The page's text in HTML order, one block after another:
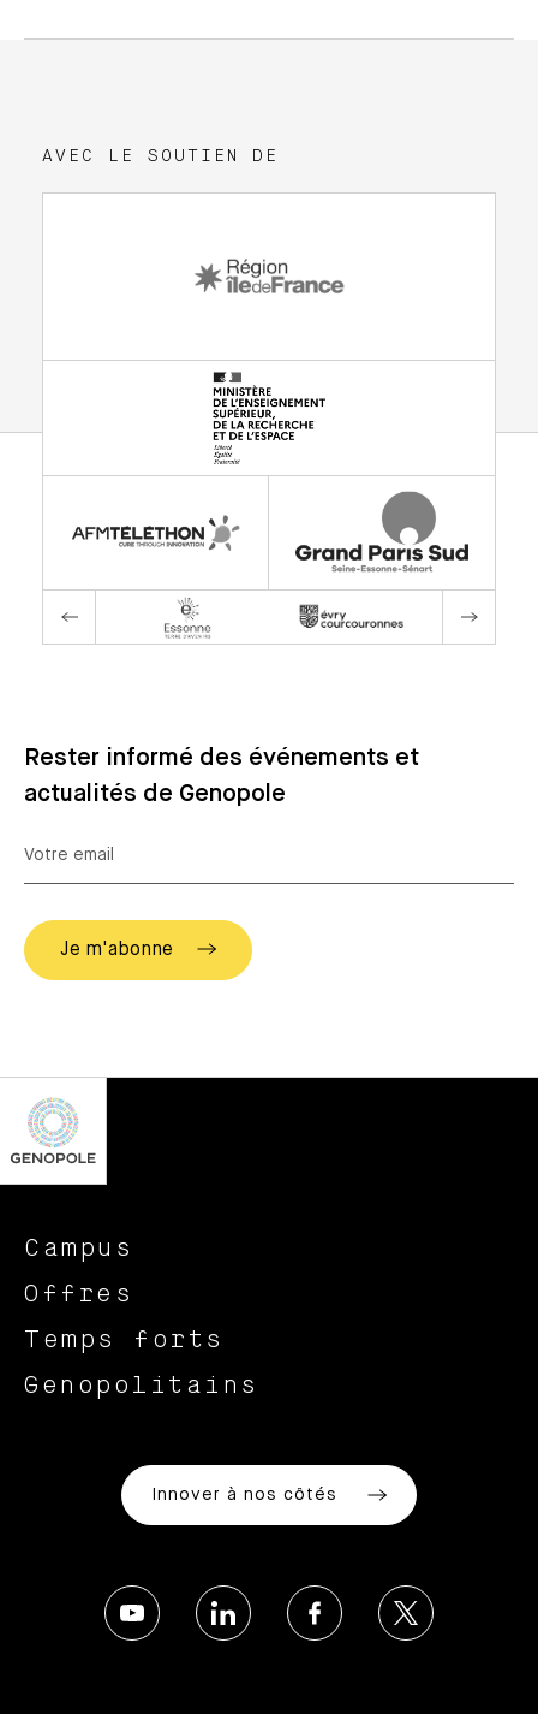
AVEC LE SOUTIEN DE
Rester informé des événements et
actualités de Genopole
Campus
Offres
Temps forts
Genopolitains
Innover à nos côtés